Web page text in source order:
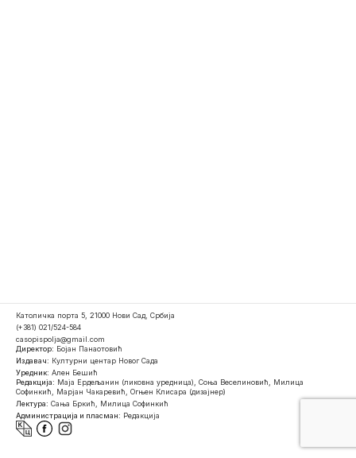
Католичка порта 5, 21000 Нови Сад, Србија
(+381) 021/524-584
casopispolja@gmail.com
Директор: Бојан Панаотовић
Издавач: Културни центар Новог Сада
Уредник: Ален Бешић
Редакција: Маја Ердељанин (ликовна уредница), Соња Веселиновић, Милица
Софинкић, Марјан Чакаревић, Огњен Клисара (дизајнер)
Лектура: Сања Бркић, Милица Софинкић
Администрација и пласман: Редакција